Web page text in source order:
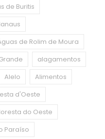
de Buritis
de Rolim de Moura
alagamentos
Alelo
Alimentos
d'Oeste
do Oeste
Paraíso